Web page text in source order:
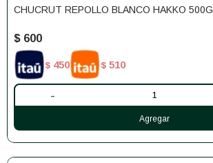
CHUCRUT REPOLLO BLANCO HAKKO 500G
$ 600
$ 450 $ 510
-